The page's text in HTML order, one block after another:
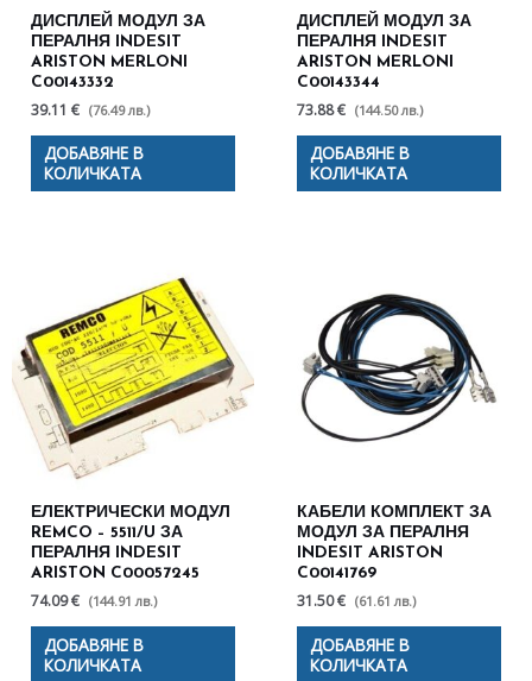
ДИСПЛЕЙ МОДУЛ ЗА
ПЕРАЛНЯ INDESIT
ARISTON MERLONI
C00143332
39.11 € (76.49 лв.)
ДОБАВЯНЕ В
КОЛИЧКАТА
ДИСПЛЕЙ МОДУЛ ЗА
ПЕРАЛНЯ INDESIT
ARISTON MERLONI
C00143344
73.88 € (144.50 лв.)
ДОБАВЯНЕ В
КОЛИЧКАТА
ЕЛЕКТРИЧЕСКИ МОДУЛ
REMCO – 5511/U ЗА
ПЕРАЛНЯ INDESIT
ARISTON C00057245
74.09 € (144.91 лв.)
ДОБАВЯНЕ В
КОЛИЧКАТА
КАБЕЛИ КОМПЛЕКТ ЗА
МОДУЛ ЗА ПЕРАЛНЯ
INDESIT ARISTON
C00141769
31.50 € (61.61 лв.)
ДОБАВЯНЕ В
КОЛИЧКАТА